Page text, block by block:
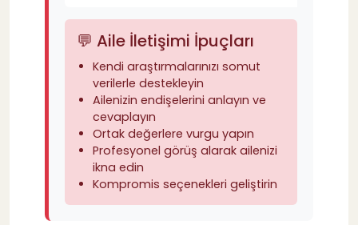
💬 Aile İletişimi İpuçları
Kendi araştırmalarınızı somut
verilerle destekleyin
Ailenizin endişelerini anlayın ve
cevaplayın
Ortak değerlere vurgu yapın
Profesyonel görüş alarak ailenizi
ikna edin
Kompromis seçenekleri geliştirin